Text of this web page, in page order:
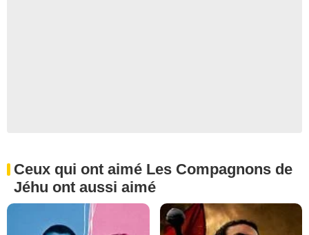
Ceux qui ont aimé Les Compagnons de
Jéhu ont aussi aimé